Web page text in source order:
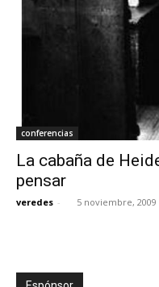
conferencias
La cabaña de
pensar
veredes - 5 noviembre, 2009